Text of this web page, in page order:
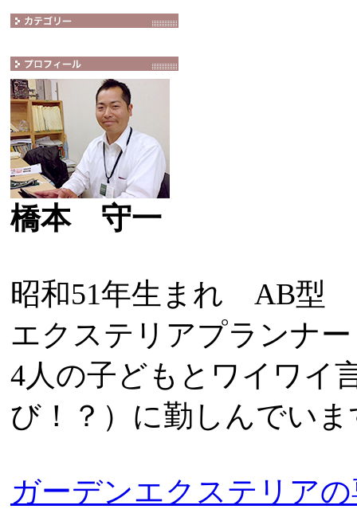
橋本 守一
昭和51年生まれ AB型
エクステリアプランナー
4人の子どもとワイワイ
び！？）に勤しんでいま
ガーデンエクステリア